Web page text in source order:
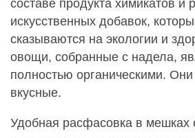
составе продукта химикатов и
искусственных добавок,
сказываются на экологии и
овощи, собранные с надела,
полностью органическими.
вкусные.
Удобная расфасовка в мешках